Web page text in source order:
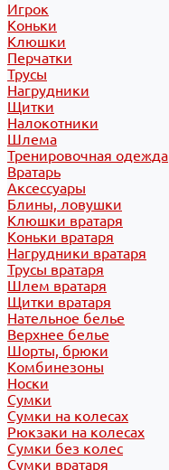
Игрок
Коньки
Клюшки
Перчатки
Трусы
Нагрудники
Щитки
Налокотники
Шлема
Тренировочная одежда
Вратарь
Аксессуары
Блины, ловушки
Клюшки вратаря
Коньки вратаря
Нагрудники вратаря
Трусы вратаря
Шлем вратаря
Щитки вратаря
Нательное белье
Верхнее белье
Шорты, брюки
Комбинезоны
Носки
Сумки
Сумки на колесах
Рюкзаки на колесах
Сумки без колес
Сумки вратаря